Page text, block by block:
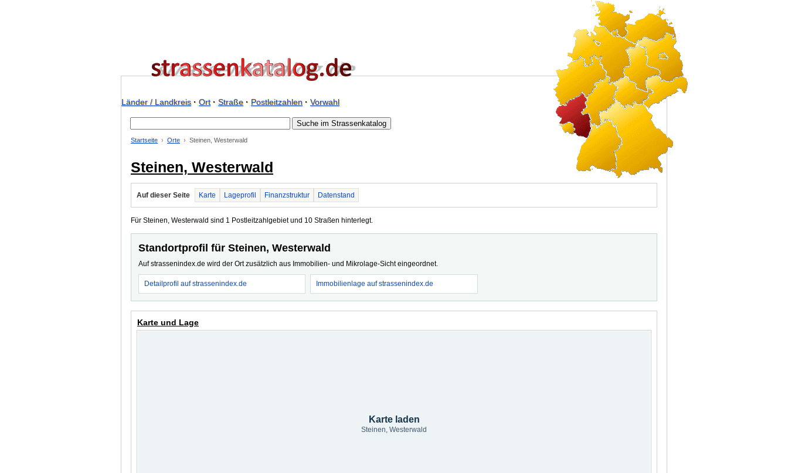
Länder / Landkreis· Ort· Straße· Postleitzahlen· Vorwahl
Startseite Orte Steinen, Westerwald
Steinen, Westerwald
Auf dieser Seite Karte Lageprofil Finanzstruktur Datenstand
Für Steinen, Westerwald sind 1 Postleitzahlgebiet und 10 Straßen hinterlegt.
Standortprofil für Steinen, Westerwald
Auf strassenindex.de wird der Ort zusätzlich aus Immobilien- und Mikrolage-Sicht eingeordnet.
Detailprofil auf strassenindex.de Immobilienlage auf strassenindex.de
Karte und Lage
Karte laden
Steinen, Westerwald